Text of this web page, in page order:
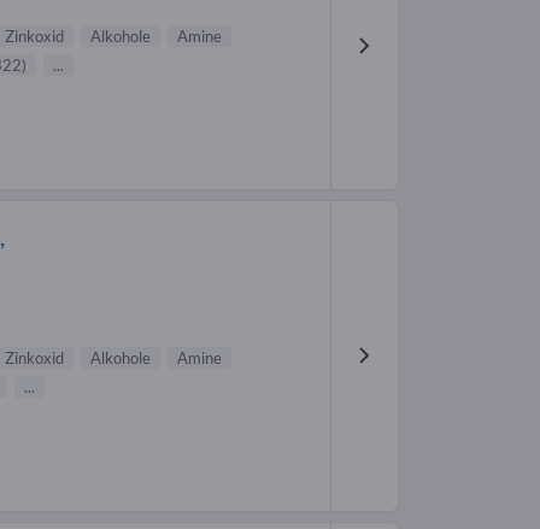
Zinkoxid Alkohole
Amine
...
Zinkoxid Alkohole
Amine
...